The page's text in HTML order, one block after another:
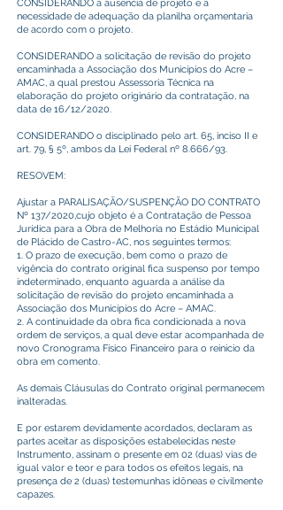
CONSIDERANDO a ausência de projeto e a
necessidade de adequação da planilha orçamentaria
de acordo com o projeto.
CONSIDERANDO a solicitação de revisão do projeto
encaminhada a Associação dos Municípios do Acre –
AMAC, a qual prestou Assessoria Técnica na
elaboração do projeto originário da contratação, na
data de 16/12/2020.
CONSIDERANDO o disciplinado pelo art. 65, inciso II e
art. 79, § 5º, ambos da Lei Federal nº 8.666/93.
RESOVEM:
Ajustar a PARALISAÇÃO/SUSPENÇÃO DO CONTRATO
Nº 137/2020,cujo objeto é a Contratação de Pessoa
Jurídica para a Obra de Melhoria no Estádio Municipal
de Plácido de Castro-AC, nos seguintes termos:
1. O prazo de execução, bem como o prazo de
vigência do contrato original fica suspenso por tempo
indeterminado, enquanto aguarda a análise da
solicitação de revisão do projeto encaminhada a
Associação dos Municípios do Acre – AMAC.
2. A continuidade da obra fica condicionada a nova
ordem de serviços, a qual deve estar acompanhada de
novo Cronograma Físico Financeiro para o reinicio da
obra em comento.
As demais Cláusulas do Contrato original permanecem
inalteradas.
E por estarem devidamente acordados, declaram as
partes aceitar as disposições estabelecidas neste
Instrumento, assinam o presente em 02 (duas) vias de
igual valor e teor e para todos os efeitos legais, na
presença de 2 (duas) testemunhas idôneas e civilmente
capazes.